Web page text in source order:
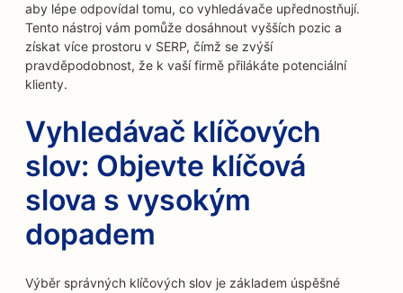
aby lépe odpovídal tomu, co vyhledávače upřednostňují.
Tento nástroj vám pomůže dosáhnout vyšších pozic a
získat více prostoru v SERP, čímž se zvýší
pravděpodobnost, že k vaší firmě přilákáte potenciální
klienty.
Vyhledávač klíčových
slov: Objevte klíčová
slova s vysokým
dopadem
Výběr správných klíčových slov je základem úspěšné